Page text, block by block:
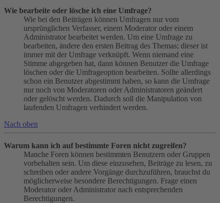
Wie bearbeite oder lösche ich eine Umfrage?
Wie bei den Beiträgen können Umfragen nur vom
ursprünglichen Verfasser, einem Moderator oder einem
Administrator bearbeitet werden. Um eine Umfrage zu
bearbeiten, ändere den ersten Beitrag des Themas; dieser ist
immer mit der Umfrage verknüpft. Wenn niemand eine
Stimme abgegeben hat, dann können Benutzer die Umfrage
löschen oder die Umfrageoption bearbeiten. Sollte allerdings
schon ein Benutzer abgestimmt haben, so kann die Umfrage
nur noch von Moderatoren oder Administratoren geändert
oder gelöscht werden. Dadurch soll die Manipulation von
laufenden Umfragen verhindert werden.
Nach oben
Warum kann ich auf bestimmte Foren nicht zugreifen?
Manche Foren können bestimmten Benutzern oder Gruppen
vorbehalten sein. Um diese einzusehen, Beiträge zu lesen, zu
schreiben oder andere Vorgänge durchzuführen, brauchst du
möglicherweise besondere Berechtigungen. Frage einen
Moderator oder Administrator nach entsprechenden
Berechtigungen.